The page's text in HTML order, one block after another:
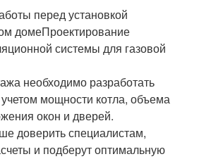
перед установкой
домеПроектирование
системы для газовой
необходимо разработать
мощности котла, объема
окон и дверей.
доверить специалистам,
и подберут оптимальную